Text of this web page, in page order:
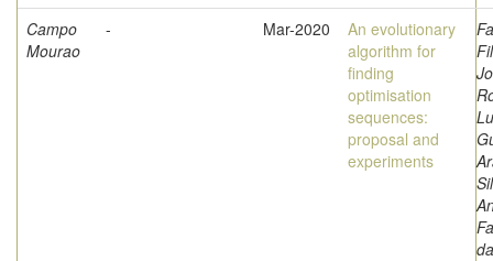
Campo
Mourao
- Mar-2020
An evolutionary
algorithm for
finding
optimisation
sequences:
proposal and
experiments
da